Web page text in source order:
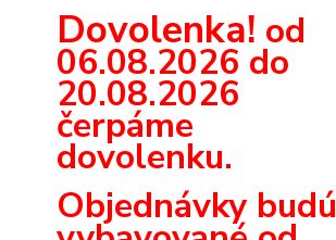
Dovolenka! od
06.08.2026 do
20.08.2026
čerpáme
dovolenku.
Objednávky budú